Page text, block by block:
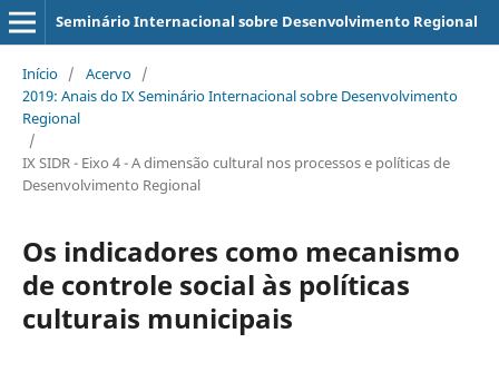
Seminário Internacional sobre Desenvolvimento Regional
Início / Acervo /
2019: Anais do IX Seminário Internacional sobre Desenvolvimento
Regional
/
IX SIDR - Eixo 4 - A dimensão cultural nos processos e políticas de
Desenvolvimento Regional
Os indicadores como mecanismo
de controle social às políticas
culturais municipais